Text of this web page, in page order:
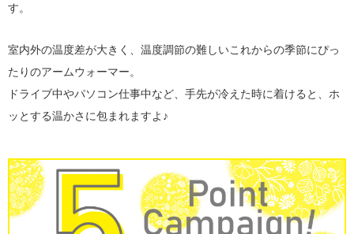
す。
室内外の温度差が大きく、温度調節の難しいこれからの季節にぴっ
たりのアームウォーマー。
ドライブ中やパソコン仕事中など、手先が冷えた時に着けると、ホ
ッとする温かさに包まれますよ♪